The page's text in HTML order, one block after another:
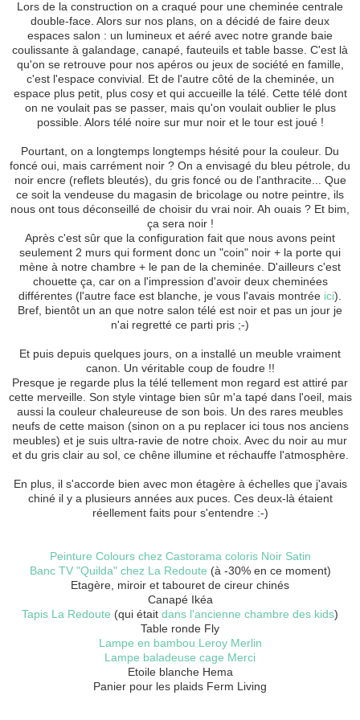
Lors de la construction on a craqué pour une cheminée centrale
double-face. Alors sur nos plans, on a décidé de faire deux
espaces salon : un lumineux et aéré avec notre grande baie
coulissante à galandage, canapé, fauteuils et table basse. C'est là
qu'on se retrouve pour nos apéros ou jeux de société en famille,
c'est l'espace convivial. Et de l'autre côté de la cheminée, un
espace plus petit, plus cosy et qui accueille la télé. Cette télé dont
on ne voulait pas se passer, mais qu'on voulait oublier le plus
possible. Alors télé noire sur mur noir et le tour est joué !
Pourtant, on a longtemps longtemps hésité pour la couleur. Du
foncé oui, mais carrément noir ? On a envisagé du bleu pétrole, du
noir encre (reflets bleutés), du gris foncé ou de l'anthracite... Que
ce soit la vendeuse du magasin de bricolage ou notre peintre, ils
nous ont tous déconseillé de choisir du vrai noir. Ah ouais ? Et bim,
ça sera noir !
Après c'est sûr que la configuration fait que nous avons peint
seulement 2 murs qui forment donc un "coin" noir + la porte qui
mène à notre chambre + le pan de la cheminée. D'ailleurs c'est
chouette ça, car on a l'impression d'avoir deux cheminées
différentes (l'autre face est blanche, je vous l'avais montrée ici).
Bref, bientôt un an que notre salon télé est noir et pas un jour je
n'ai regretté ce parti pris ;-)
Et puis depuis quelques jours, on a installé un meuble vraiment
canon. Un véritable coup de foudre !!
Presque je regarde plus la télé tellement mon regard est attiré par
cette merveille. Son style vintage bien sûr m'a tapé dans l'oeil, mais
aussi la couleur chaleureuse de son bois. Un des rares meubles
neufs de cette maison (sinon on a pu replacer ici tous nos anciens
meubles) et je suis ultra-ravie de notre choix. Avec du noir au mur
et du gris clair au sol, ce chêne illumine et réchauffe l'atmosphère.
En plus, il s'accorde bien avec mon étagère à échelles que j'avais
chiné il y a plusieurs années aux puces. Ces deux-là étaient
réellement faits pour s'entendre :-)
Peinture Colours chez Castorama coloris Noir Satin
Banc TV "Quilda" chez La Redoute (à -30% en ce moment)
Etagère, miroir et tabouret de cireur chinés
Canapé Ikéa
Tapis La Redoute (qui était dans l'ancienne chambre des kids)
Table ronde Fly
Lampe en bambou Leroy Merlin
Lampe baladeuse cage Merci
Etoile blanche Hema
Panier pour les plaids Ferm Living